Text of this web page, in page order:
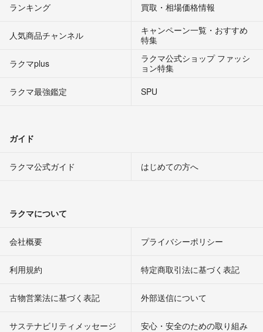
ランキング 買取・相場価格情報
人気商品チャンネル
キャンペーン一覧・おすすめ
特集
ラクマplus
ラクマ公式ショップ ファッシ
ョン特集
ラクマ最強鑑定
SPU
ガイド
ラクマ公式ガイド はじめての方へ
ラクマについて
会社概要 プライバシーポリシー
利用規約 特定商取引法に基づく表記
古物営業法に基づく表記 外部送信について
サステナビリティメッセージ 安心・安全のための取り組み